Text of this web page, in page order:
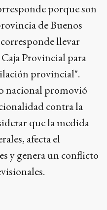
porque son
de Buenos
llevar
Provincial para
provincial".
nacional promovió
contra la
que la medida
afecta el
y genera un conflicto